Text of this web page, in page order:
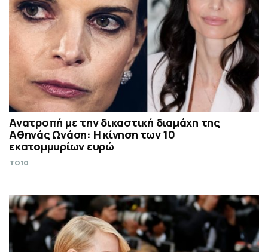
Ανατροπή με την δικαστική διαμάχη της
Αθηνάς Ωνάση: Η κίνηση των 10
εκατομμυρίων ευρώ
TO10